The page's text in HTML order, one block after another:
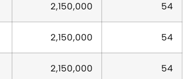
2,150,000 54
2,150,000 54
2,150,000 54